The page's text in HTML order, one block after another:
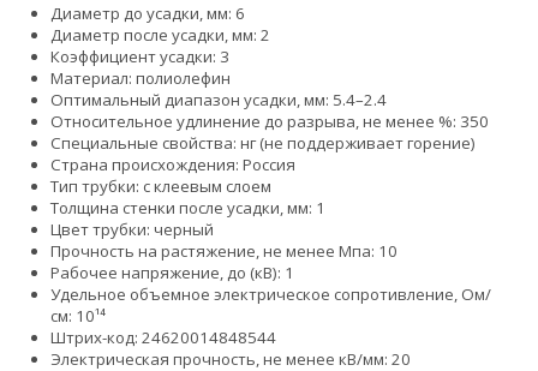
Диаметр до усадки, мм: 6
Диаметр после усадки, мм: 2
Коэффициент усадки: 3
Материал: полиолефин
Оптимальный диапазон усадки, мм: 5.4–2.4
Относительное удлинение до разрыва, не менее %: 350
Специальные свойства: нг (не поддерживает горение)
Страна происхождения: Россия
Тип трубки: с клеевым слоем
Толщина стенки после усадки, мм: 1
Цвет трубки: черный
Прочность на растяжение, не менее Мпа: 10
Рабочее напряжение, до (кВ): 1
Удельное объемное электрическое сопротивление, Ом/
см: 10¹⁴
Штрих-код: 24620014848544
Электрическая прочность, не менее кВ/мм: 20